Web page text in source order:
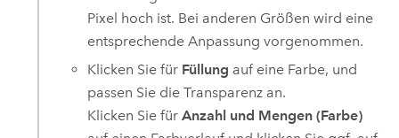
Pixel hoch ist. Bei anderen Größen wird eine
entsprechende Anpassung vorgenommen.
Klicken Sie für Füllung auf eine Farbe, und
passen Sie die Transparenz an.
Klicken Sie fürAnzahl und Mengen (Farbe)